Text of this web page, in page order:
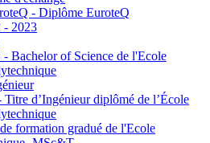
- Diplôme EuroteQ
- 2023
- Bachelor of Science de l'Ecole
Titre d’Ingénieur diplômé de l’École
formation gradué de l'Ecole